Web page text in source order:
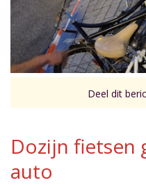
Inklappen
Deel dit
Dozijn fietsen
auto